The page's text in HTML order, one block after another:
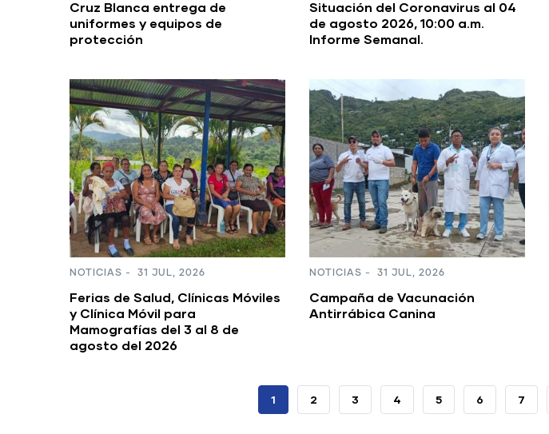
Cruz Blanca entrega de
uniformes y equipos de
protección
Situación del Coronavirus al 04
de agosto 2026, 10:00 a.m.
Informe Semanal.
NOTICIAS - 31 JUL, 2026
Ferias de Salud, Clínicas Móviles
y Clínica Móvil para
Mamografías del 3 al 8 de
agosto del 2026
NOTICIAS - 31 JUL, 2026
Campaña de Vacunación
Antirrábica Canina
PÁGINA
1 PAGE
2 PAGE
3 PAGE
4 PAGE
5 PAGE
6 PAGE
7